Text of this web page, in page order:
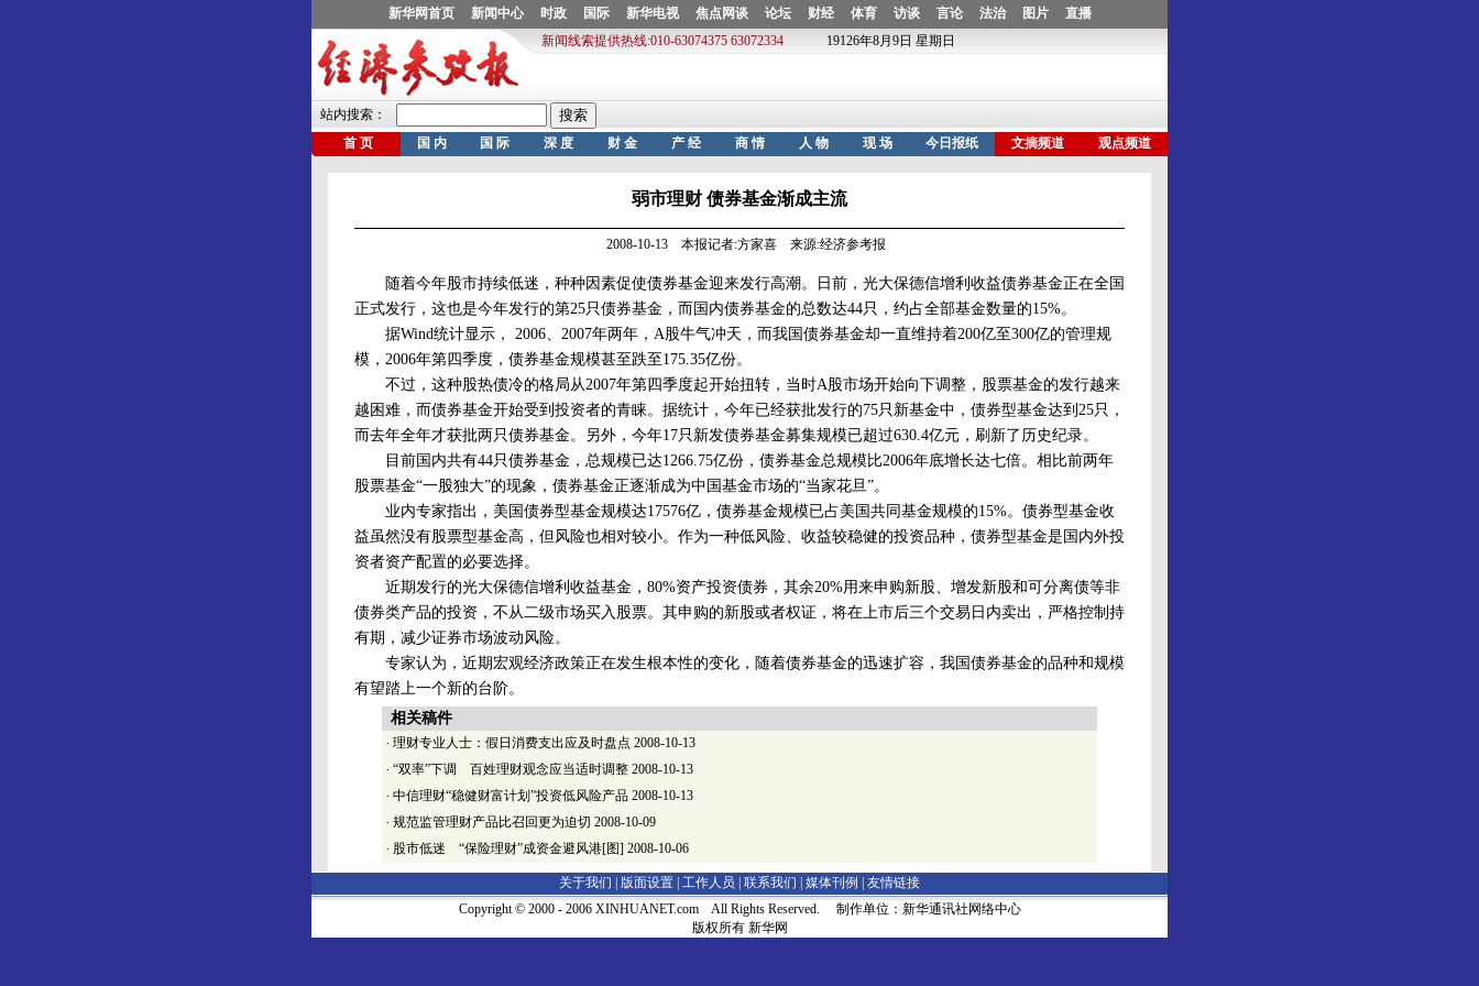
弱市理财 债券基金渐成主流
2008-10-13 本报记者:方家喜 来源:经济参考报
随着今年股市持续低迷，种种因素促使债券基金迎来发行高潮。日前，光大保德信增利收益债券基金正在全国
正式发行，这也是今年发行的第25只债券基金，而国内债券基金的总数达44只，约占全部基金数量的15%。
据Wind统计显示， 2006、2007年两年，A股牛气冲天，而我国债券基金却一直维持着200亿至300亿的管理规
模，2006年第四季度，债券基金规模甚至跌至175.35亿份。
不过，这种股热债冷的格局从2007年第四季度起开始扭转，当时A股市场开始向下调整，股票基金的发行越来
越困难，而债券基金开始受到投资者的青睐。据统计，今年已经获批发行的75只新基金中，债券型基金达到25只，
而去年全年才获批两只债券基金。另外，今年17只新发债券基金募集规模已超过630.4亿元，刷新了历史纪录。
目前国内共有44只债券基金，总规模已达1266.75亿份，债券基金总规模比2006年底增长达七倍。相比前两年
股票基金“一股独大”的现象，债券基金正逐渐成为中国基金市场的“当家花旦”。
业内专家指出，美国债券型基金规模达17576亿，债券基金规模已占美国共同基金规模的15%。债券型基金收
益虽然没有股票型基金高，但风险也相对较小。作为一种低风险、收益较稳健的投资品种，债券型基金是国内外投
资者资产配置的必要选择。
近期发行的光大保德信增利收益基金，80%资产投资债券，其余20%用来申购新股、增发新股和可分离债等非
债券类产品的投资，不从二级市场买入股票。其申购的新股或者权证，将在上市后三个交易日内卖出，严格控制持
有期，减少证券市场波动风险。
专家认为，近期宏观经济政策正在发生根本性的变化，随着债券基金的迅速扩容，我国债券基金的品种和规模
有望踏上一个新的台阶。
相关稿件
· 理财专业人士：假日消费支出应及时盘点 2008-10-13
· “双率”下调 百姓理财观念应当适时调整 2008-10-13
· 中信理财“稳健财富计划”投资低风险产品 2008-10-13
· 规范监管理财产品比召回更为迫切 2008-10-09
· 股市低迷 “保险理财”成资金避风港[图] 2008-10-06
关于我们 | 版面设置 工作人员 联系我们 媒体刊例
友情链接
Copyright © 2000 - 2006 XINHUANET.com All Rights Reserved. 制作单位：新华通讯社网络中心
版权所有 新华网